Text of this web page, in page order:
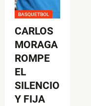
BASQUETBOL
CARLOS
MORAGA
ROMPE
EL
SILENCIO
Y FIJA